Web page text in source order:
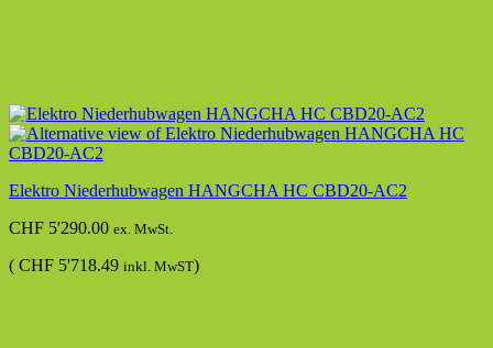
Elektro Niederhubwagen HANGCHA HC CBD20-AC2
CHF 5'290.00 ex. MwSt.
( CHF 5'718.49 inkl. MwST)